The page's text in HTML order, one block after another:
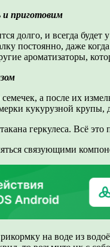
и приготовим
долго, и всегда
постоянно, даже
ароматизаторы,
а после их
кукурузной крупы,
геркулеса. Всё
связующими
на воде из